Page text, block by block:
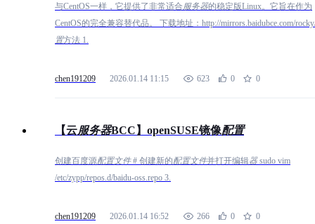
与CentOS一样，它提供了非常适合服务器的稳定版Linux。它旨在作为
CentOS的完全兼容替代品。 下载地址：http://mirrors.baidubce.com/
置方法 1.
chen191209 2026.01.14 11:15 623 0 0
【云服务器BCC】openSUSE镜像配置
创建百度源配置文件# 创建新的配置文件并打开编辑器 sudo vim
/etc/zypp/repos.d/baidu-oss.repo 3.
chen191209 2026.01.14 16:52 266 0 0